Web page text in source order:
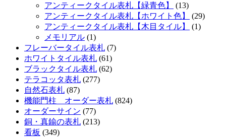
アンティークタイル表札【緑青色】
(13)
アンティークタイル表札【ホワイト色】
(29)
アンティークタイル表札【木目タイル】
(1)
メモリアル (1)
フレーバータイル表札 (7)
ホワイトタイル表札 (61)
ブラックタイル表札 (62)
テラコッタ表札 (277)
自然石表札 (87)
機能門柱 オーダー表札 (824)
オーダーサイン (77)
銅・真鍮の表札 (213)
看板 (349)